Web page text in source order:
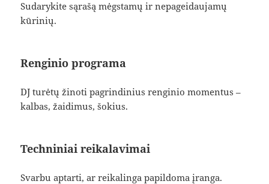
Sudarykite sąrašą mėgstamų ir nepageidaujamų
kūrinių.
Renginio programa
DJ turėtų žinoti pagrindinius renginio momentus –
kalbas, žaidimus, šokius.
Techniniai reikalavimai
Svarbu aptarti, ar reikalinga papildoma įranga.